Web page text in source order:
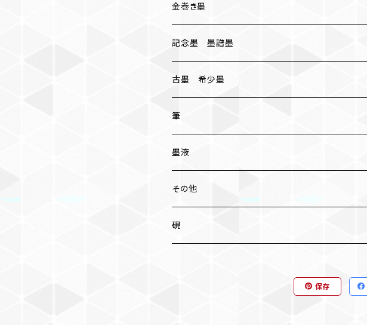
胡麻油煙墨
桐油煙墨
金巻き墨
記念墨 墨譜墨
古墨 希少墨
筆
小筆
中筆
太筆
墨液
その他
硯
保存